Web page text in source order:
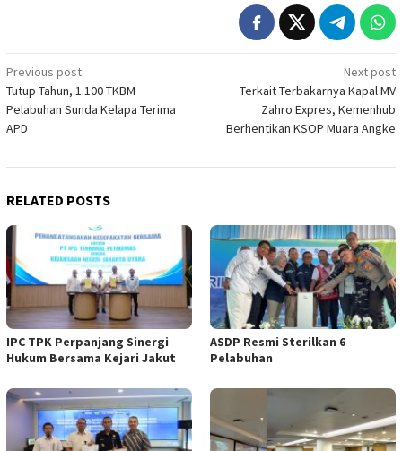
Post
navigation
Previous post
Tutup Tahun, 1.100 TKBM
Pelabuhan Sunda Kelapa Terima
APD
Next post
Terkait Terbakarnya Kapal MV
Zahro Expres, Kemenhub
Berhentikan KSOP Muara Angke
RELATED POSTS
IPC TPK Perpanjang Sinergi
Hukum Bersama Kejari Jakut
ASDP Resmi Sterilkan 6
Pelabuhan